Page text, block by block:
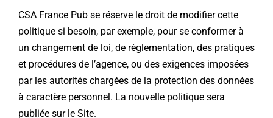
CSA France Pub se réserve le droit de modifier cette
politique si besoin, par exemple, pour se conformer à
un changement de loi, de règlementation, des pratiques
et procédures de l’agence, ou des exigences imposées
par les autorités chargées de la protection des données
à caractère personnel. La nouvelle politique sera
publiée sur le Site.